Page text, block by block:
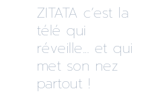
ZITATA c’est la
télé qui
réveille... et qui
met son nez
partout !